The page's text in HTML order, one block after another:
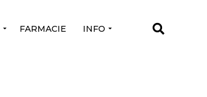
FARMACIE INFO